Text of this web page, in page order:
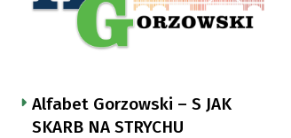
Alfabet Gorzowski – S JAK
SKARB NA STRYCHU